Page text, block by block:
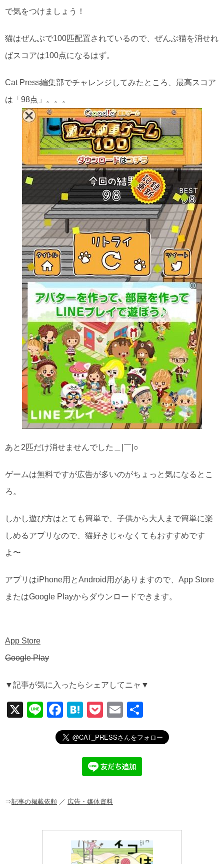
で気をつけましょう！
猫はぜんぶで100匹配置されているので、ぜんぶ猫を消せれ
ばスコアは100点になるはず。
Cat Press編集部でチャレンジしてみたところ、最高スコア
は「98点」。。。
あと2匹だけ消せませんでした＿|￣|○
ゲームは無料ですが広告が多いのがちょっと気になるとこ
ろ。
しかし遊び方はとても簡単で、子供から大人まで簡単に楽
しめるアプリなので、猫好きじゃなくてもおすすめです
よ〜
アプリはiPhone用とAndroid用がありますので、App Store
またはGoogle Playからダウンロードできます。
App Store
Google Play
▼記事が気に入ったらシェアしてニャ▼
X
Li
F
a
c
o
H
at
e
n
a
P
o
ck
et
E
m
ail
有
⇒記事の掲載依頼 ／ 広告・媒体資料